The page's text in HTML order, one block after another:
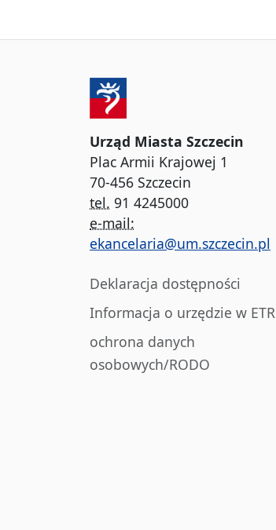
Urząd Miasta Szczecin
Plac Armii Krajowej 1
70-456 Szczecin
tel. 91 4245000
e-mail:
ekancelaria@um.szczecin.pl
Deklaracja dostępności
Informacja o urzędzie w ETR
ochrona danych
osobowych/RODO